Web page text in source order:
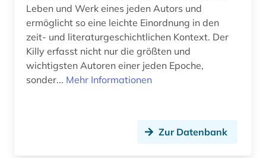
alfred (1)
alfred escher (1)
algebra (1)
algerien (1)
Leben und Werk eines jeden Autors und
ermöglicht so eine leichte Einordnung in den
zeit- und literaturgeschichtlichen Kontext. Der
Killy erfasst nicht nur die größten und
wichtigsten Autoren einer jeden Epoche,
sonder... Mehr Informationen
Zur Datenbank